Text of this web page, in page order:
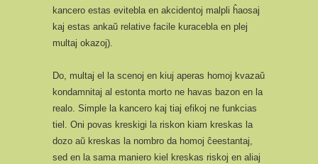
kancero estas evitebla en akcidentoj malpli ĥaosaj
kaj estas ankaŭ relative facile kuracebla en plej
multaj okazoj).
Do, multaj el la scenoj en kiuj aperas homoj kvazaŭ
kondamnitaj al estonta morto ne havas bazon en la
realo. Simple la kancero kaj tiaj efikoj ne funkcias
tiel. Oni povas kreskigi la riskon kiam kreskas la
dozo aŭ kreskas la nombro da homoj ĉeestantaj,
sed en la sama maniero kiel kreskas riskoj en aliaj